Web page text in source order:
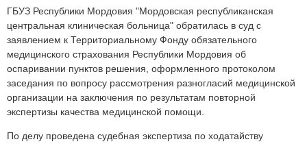
ГБУЗ Республики Мордовия "Мордовская республиканская
центральная клиническая больница" обратилась в суд с
заявлением к Территориальному Фонду обязательного
медицинского страхования Республики Мордовия об
оспаривании пунктов решения, оформленного протоколом
заседания по вопросу рассмотрения разногласий медицинской
организации на заключения по результатам повторной
экспертизы качества медицинской помощи.
По делу проведена судебная экспертиза по ходатайству